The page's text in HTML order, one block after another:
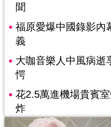
聞
福原愛爆中國錄影
義
大咖音樂人中風病
愕
花2.5萬進機場貴賓
炸